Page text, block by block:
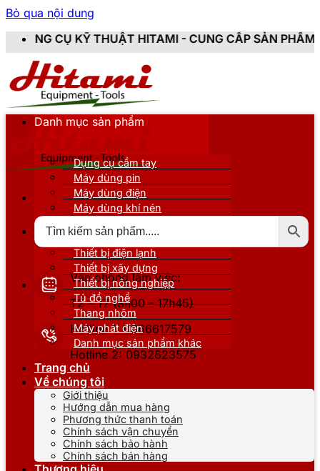
Bỏ qua nội dung
HITAMI - CUNG CẤP SẢN PHẨM CHÍNH HÃNG,
Văn phòng làm việc:
T2 - T7 (8h00 - 17h45)
Hotline 1: 0866617579
Hotline 2: 0932623575
Danh mục sản phẩm
Dụng cụ cầm tay
Máy dùng pin
Máy dùng điện
Máy dùng khí nén
Thiết bị nâng đỡ
Thiết bị điện lạnh
Thiết bị xây dựng
Thiết bị nông nghiệp
Tủ đồ nghề
Thang nhôm
Máy phát điện
Danh mục sản phẩm khác
Trang chủ
Về chúng tôi
Giới thiệu
Hướng dẫn mua hàng
Phương thức thanh toán
Chính sách vận chuyển
Chính sách bảo hành
Chính sách bán hàng